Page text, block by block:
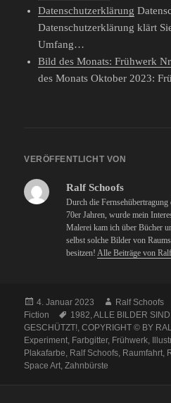
Datenschutzerklärung
Datenschutzerklärung klärt
Umfang…
Bild des Monats: Frühwerk
des Monats Oktober 2023:
VERÖFFENTLICHT VON
Ralf Schoofs
Durch die
70er Jahren, wurde mein
Malerei kam ich über Bücher
selbst solche Bilder von
besitzen!Alle Beiträge von
Veröffentlicht
am
4. Januar 2023 Autor
Ralf Schoofs
Fiction
Schlagwörter
1982,ALLE BILDER
GESCHÜTZT!,COPYRIGHT © BY
Experiment, Farbgitter, Frühwerk,
Plakafarbe, Ralf Schoofs, Raumfahrt,
Space Art,Zahnbürste